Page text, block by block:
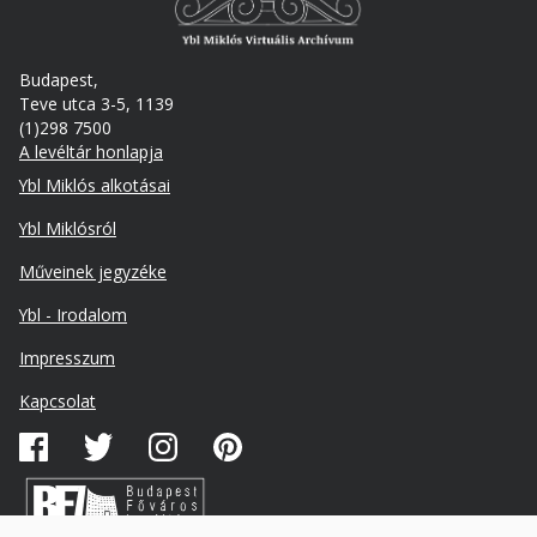
Budapest,
Teve utca 3-5, 1139
(1)298 7500
A levéltár honlapja
Footer
Ybl Miklós alkotásai
Ybl Miklósról
Műveinek jegyzéke
Ybl - Irodalom
Lábléc
másodlagos
Impresszum
Kapcsolat
Közösségi
média